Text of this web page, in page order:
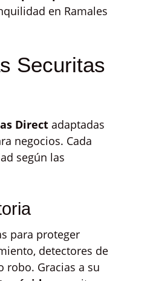
en Ramales
Securitas
Direct adaptadas
negocios. Cada
según las
para proteger
detectores de
robo. Gracias a su